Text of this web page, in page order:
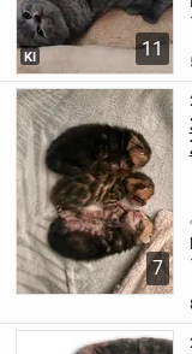
11
KI
7